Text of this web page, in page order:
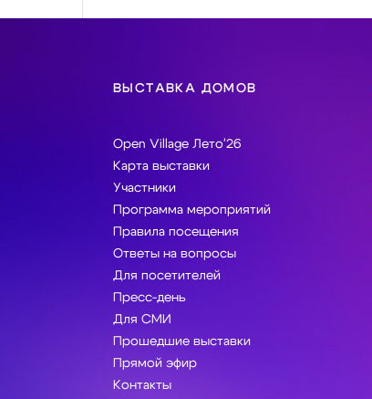
ВЫСТАВКА ДОМОВ
Open Village Лето'26
Карта выставки
Участники
Программа мероприятий
Правила посещения
Ответы на вопросы
Для посетителей
Пресс-день
Для СМИ
Прошедшие выставки
Прямой эфир
Контакты